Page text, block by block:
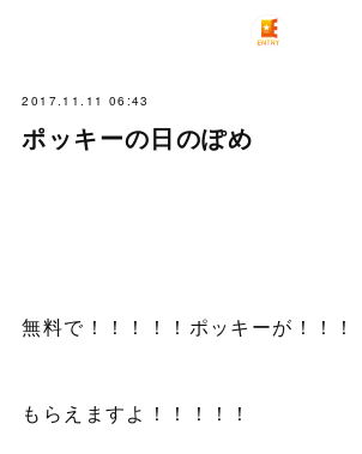
2017.11.11 06:43
ポッキーの日のぽめ
無料で！！！！！ポッキーが！！！
もらえますよ！！！！！